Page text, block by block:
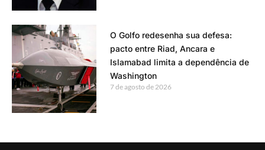
O Golfo redesenha sua defesa:
pacto entre Riad, Ancara e
Islamabad limita a dependência de
Washington
7 de agosto de 2026